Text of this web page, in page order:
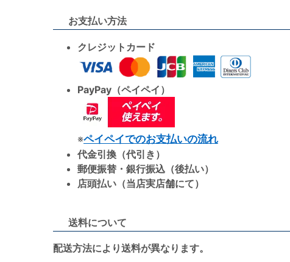
お支払い方法
クレジットカード
PayPay（ペイペイ）
※ペイペイでのお支払いの流れ
代金引換（代引き）
郵便振替・銀行振込（後払い）
店頭払い（当店実店舗にて）
送料について
配送方法により送料が異なります。